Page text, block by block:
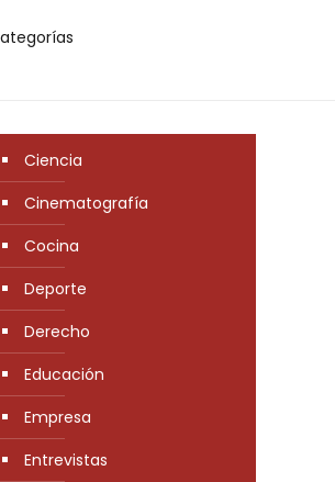
Ciencia
Cinematografía
Cocina
Deporte
Derecho
Educación
Empresa
Entrevistas